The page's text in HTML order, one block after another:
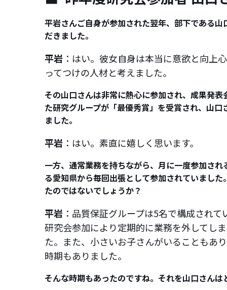
平岩さんご自身が参加された翌年、部下である
だきました。
平岩 ：はい。彼女自身は本当に意欲と向上
ってつけの人材と考えました。
その山口さんは非常に熱心に参加され、成果発
た研究グループが「最優秀賞」を受賞され、山
ました。
平岩 ：はい。素直に嬉しく思います。
一方、通常業務を持ちながら、月に一度参加さ
る愛知県から毎回出張として参加されていまし
たのではないでしょうか？
平岩 ：品質保証グループは5名で構成され
研究会参加により定期的に業務を外してし
た。また、小さいお子さんがいることもあ
時期もありました。
そんな時期もあったのですね。それを山口さん